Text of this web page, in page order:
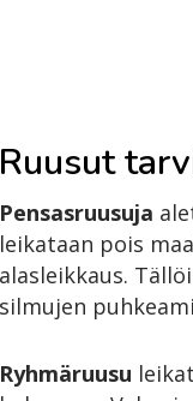
Ruusut
Pensasruusuja
leikataan pois
alasleikkaus.
silmujen
Ryhmäruusu